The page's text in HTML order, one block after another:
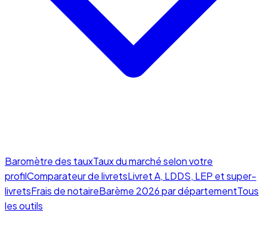
Baromètre des tauxTaux du marché selon votre
profilComparateur de livretsLivret A, LDDS, LEP et super-
livretsFrais de notaireBarème 2026 par départementTous
les outils